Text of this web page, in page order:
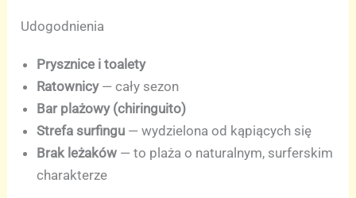
Udogodnienia
Prysznice i toalety
Ratownicy— cały sezon
Bar plażowy (chiringuito)
Strefa surfingu — wydzielona od kąpiących się
Brak leżaków — to plaża o naturalnym, surferskim
charakterze